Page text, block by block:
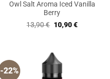
Owl Salt Aroma Iced Vanilla
Berry
13,90€ Ursprünglicher
Preis
10,90€Aktueller
-22%